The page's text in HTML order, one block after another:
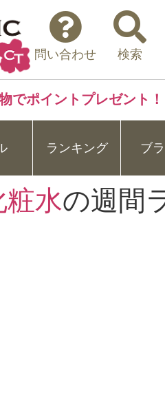
問い合わせ 検索
でポイントプレゼント！
ランキング ブ
粧水の週間